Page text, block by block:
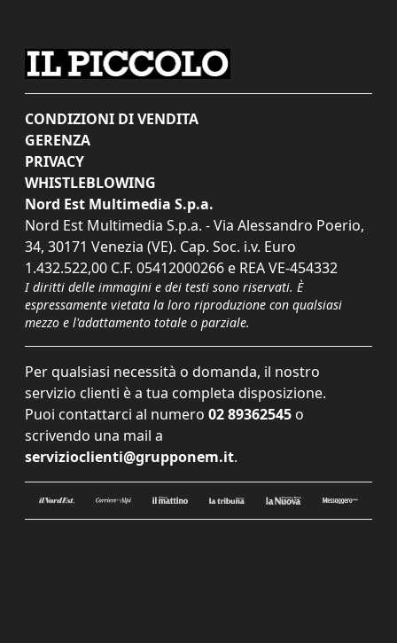
CONDIZIONI DI VENDITA
GERENZA
PRIVACY
WHISTLEBLOWING
Nord Est Multimedia S.p.a.
Nord Est Multimedia S.p.a. - Via Alessandro Poerio,
34, 30171 Venezia (VE). Cap. Soc. i.v. Euro
1.432.522,00 C.F. 05412000266 e REA VE-454332
I diritti delle immagini e dei testi sono riservati. È
espressamente vietata la loro riproduzione con qualsiasi
mezzo e l'adattamento totale o parziale.
Per qualsiasi necessità o domanda, il nostro
servizio clienti è a tua completa disposizione.
Puoi contattarci al numero 02 89362545 o
scrivendo una mail a
servizioclienti@grupponem.it.